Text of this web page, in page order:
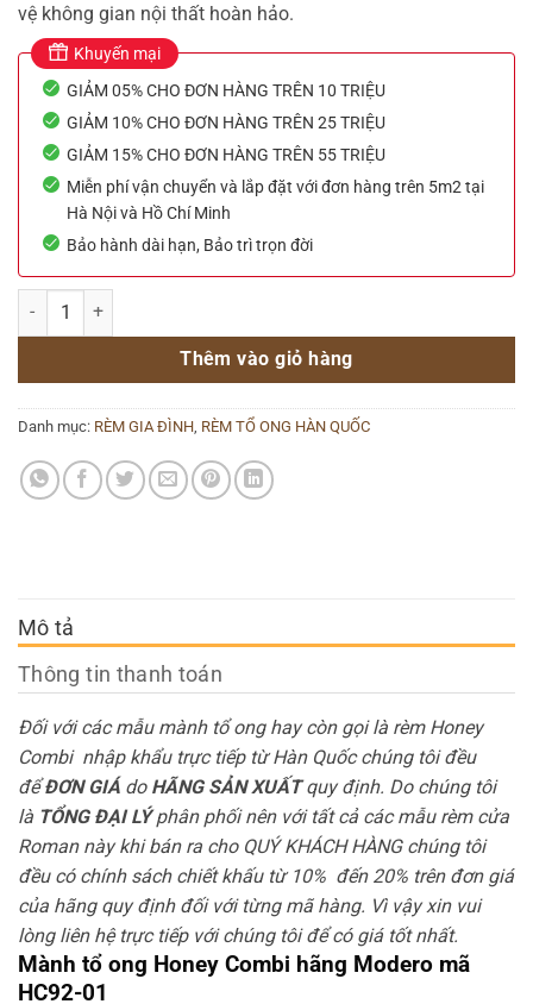
vệ không gian nội thất hoàn hảo.
Khuyến mại
GIẢM 05% CHO ĐƠN HÀNG TRÊN 10 TRIỆU
GIẢM 10% CHO ĐƠN HÀNG TRÊN 25 TRIỆU
GIẢM 15% CHO ĐƠN HÀNG TRÊN 55 TRIỆU
Miễn phí vận chuyển và lắp đặt với đơn hàng trên 5m2 tại
Hà Nội và Hồ Chí Minh
Bảo hành dài hạn, Bảo trì trọn đời
Mành tổ ong Modero mã HC92-01 số lượng
Thêm vào giỏ hàng
Danh mục: RÈM GIA ĐÌNH RÈM TỔ ONG HÀN QUỐC
Mô tả
Thông tin thanh toán
Đối với các mẫu mành tổ ong hay còn gọi là rèm Honey
Combi nhập khẩu trực tiếp từ Hàn Quốc chúng tôi đều
đểĐƠN GIÁ do HÃNG SẢN XUẤTquy định. Do chúng tôi
là TỔNG ĐẠI LÝphân phối nên với tất cả các mẫu rèm cửa
Roman này khi bán ra cho QUÝ KHÁCH HÀNG chúng tôi
đều có chính sách chiết khấu từ 10% đến 20% trên đơn giá
của hãng quy định đối với từng mã hàng. Vì vậy xin vui
lòng liên hệ trực tiếp với chúng tôi để có giá tốt nhất.
Mành tổ ong Honey Combi hãng Modero mã
HC92-01